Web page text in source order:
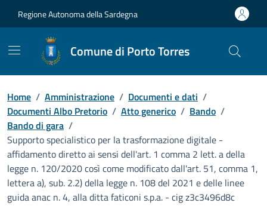
Regione Autonoma della Sardegna
Comune di Porto Torres
Home / Amministrazione / Documenti e dati /
Documenti Albo Pretorio / Atto generico / Bando /
Bando di gara /
Supporto specialistico per la trasformazione digitale -
affidamento diretto ai sensi dell'art. 1 comma 2 lett. a della
legge n. 120/2020 così come modificato dall'art. 51, comma 1,
lettera a), sub. 2.2) della legge n. 108 del 2021 e delle linee
guida anac n. 4, alla ditta faticoni s.p.a. - cig z3c3496d8c